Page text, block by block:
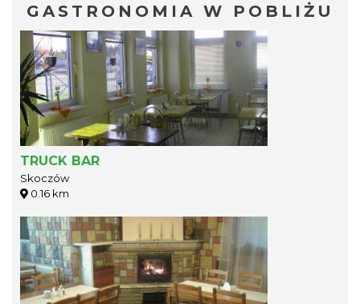
GASTRONOMIA W POBLIŻU
TRUCK BAR
Skoczów
0.16 km